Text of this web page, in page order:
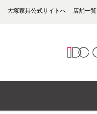
大塚家具公式サイトへ 店舗一覧